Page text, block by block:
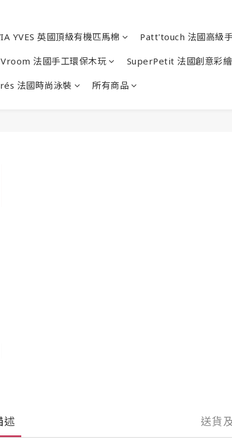
YVES 英國頂級有機匹馬棉 Patt'touch 法國高級
法國手工環保木玩 SuperPetit 法國創意彩
法國時尚泳裝 所有商品
述 送貨